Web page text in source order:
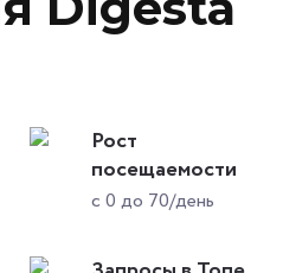
Рост
посещаемости
с 0 до 70/день